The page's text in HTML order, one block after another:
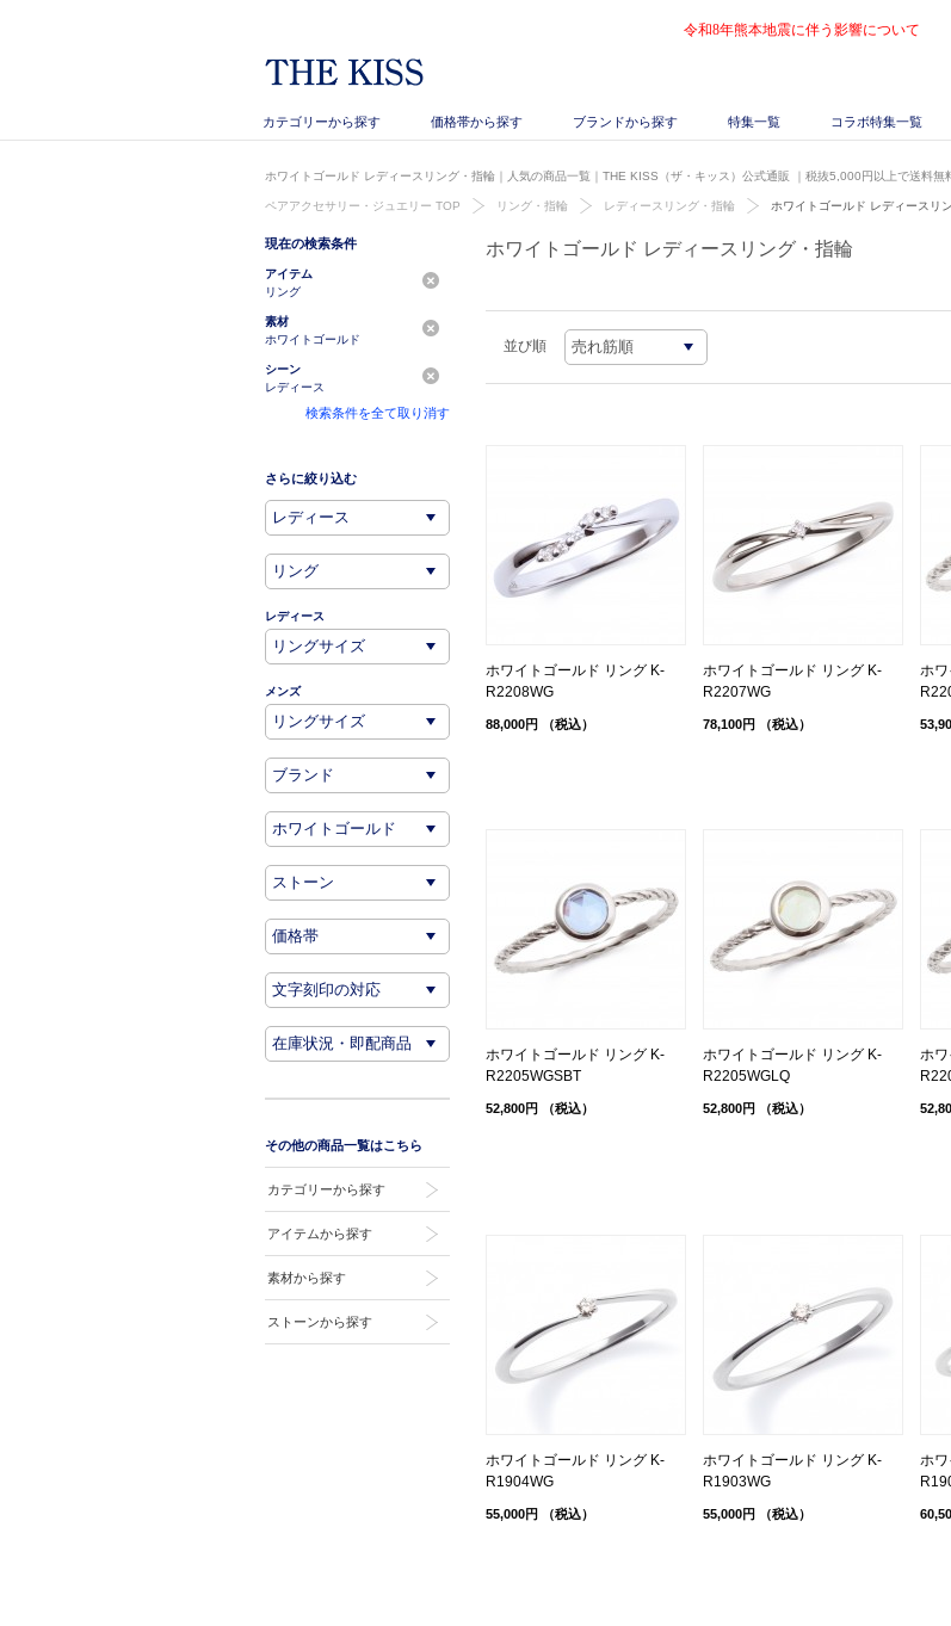
令和8年熊本地震に伴う影響について
カテゴリーから探す 価格帯から探す ブランドから探す 特集一覧 コラボ特集一覧
ホワイトゴールド レディースリング・指輪｜人気の商品一覧｜THE KISS（ザ・キッス）公式通販 ｜税抜5,000円以上で送料無
ペアアクセサリー・ジュエリー TOP リング・指輪 レディースリング・指輪 ホワイトゴールド レディースリ
ホワイトゴールド レディースリング・指輪
並び順
ホワイトゴールド リング K-
R2208WG
88,000円 （税込）
ホワイトゴールド リング K-
R2207WG
78,100円 （税込）
ホ
ホワイトゴールド リング K-
R2205WGSBT
52,800円 （税込）
ホワイトゴールド リング K-
R2205WGLQ
52,800円 （税込）
ホ
ホワイトゴールド リング K-
R1904WG
55,000円 （税込）
ホワイトゴールド リング K-
R1903WG
55,000円 （税込）
ホ
現在の検索条件
アイテム
リング
素材
ホワイトゴールド
シーン
レディース
検索条件を全て取り消す
さらに絞り込む
レディース
メンズ
その他の商品一覧はこちら
カテゴリーから探す
アイテムから探す
素材から探す
ストーンから探す